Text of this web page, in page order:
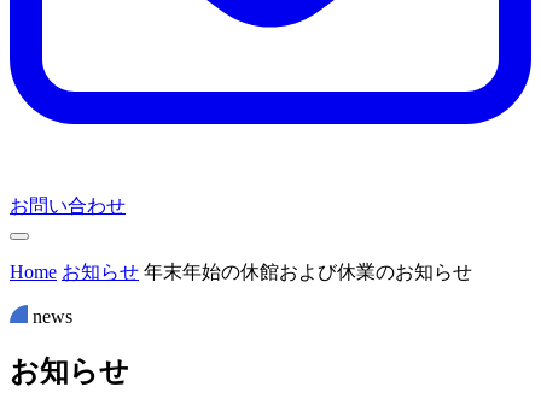
お問い合わせ
Home お知らせ 年末年始の休館および休業のお知らせ
news
お知らせ